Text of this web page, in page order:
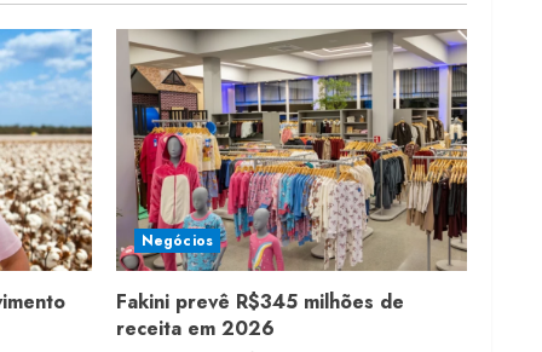
Negócios
Fakini prevê R$345 milhões de
receita em 2026